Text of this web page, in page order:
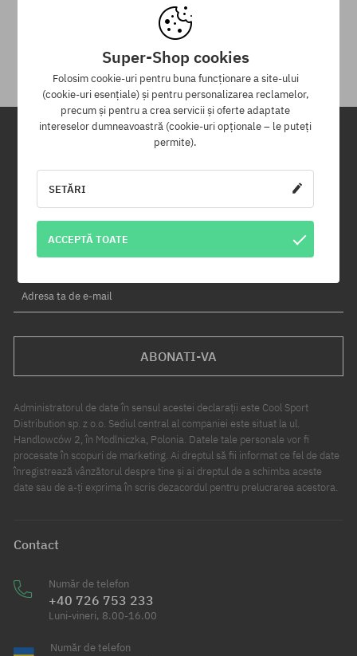
Pentru returnarea produsului ai la dispoziție 30 zile de la data
primirii.
Newsletter
În plus, vei primi un cod de reducere de -5% pentru întreaga
Adresa ta de e-mail
ABONATI-VA
Administratorul de date în sensul acestei declarații este Cool Sport
Distribution sp. z o.o. Sediul central al companiei este situat la ul.
Handlowców 2, în Modlniczka, Polonia. Datele tale personale vor fi
procesate în scopuri de marketing. Ai dreptul să fii informat ce fel de date
înregistrează vânzătorul despre tine și ai dreptul de a schimba aceste
date sau de a-ți exprima în scris dezacordul pentru prelucrarea acestora.
Contact
Număr de telefon
+40 726 753 233
Luni-vineri, 8.00-16.00
Număr de telefon
Super-Shop cookies
Folosim cookie-uri pentru buna funcționare a site-ului
(cookie-uri esențiale) și pentru personalizarea reclamelor,
precum și pentru a crea servicii și oferte adaptate
intereselor dumneavoastră (cookie-uri opționale – le puteți
permite).
SETĂRI
ACCEPTĂ TOATE